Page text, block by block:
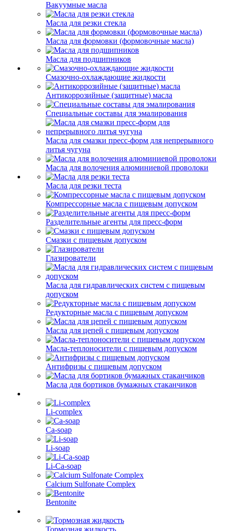
Вакуумные масла
Масла для резки стекла
Масла для формовки (формовочные масла)
Масла для подшипников
Смазочно-охлаждающие жидкости
Антикоррозийные (защитные) масла
Специальные составы для эмалирования
Масла для смазки пресс-форм для непрерывного
литья чугуна
Масла для волочения алюминиевой проволоки
Масла для резки теста
Компрессорные масла с пищевым допуском
Разделительные агенты для пресс-форм
Смазки с пищевым допуском
Глазирователи
Масла для гидравлических систем с пищевым
допуском
Редукторные масла с пищевым допуском
Масла для цепей с пищевым допуском
Масла-теплоносители с пищевым допуском
Антифризы с пищевым допуском
Масла для бортиков бумажных стаканчиков
Li-complex
Ca-soap
Li-soap
Li-Ca-soap
Calcium Sulfonate Complex
Bentonite
Тормозная жидкость